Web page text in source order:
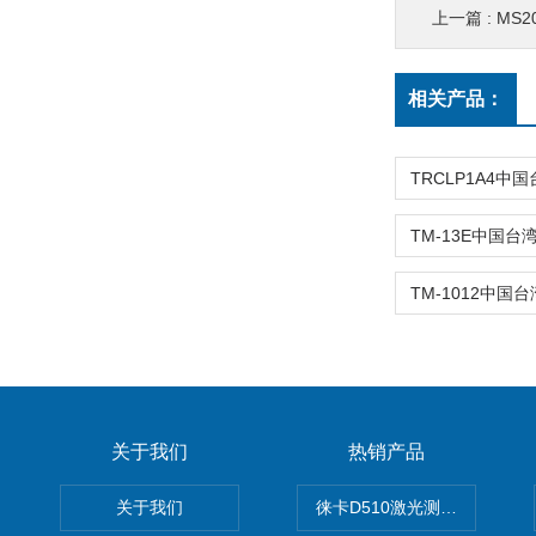
上一篇 :
相关产品：
关于我们
关于我们
热销产品
徕卡D510激光测距仪